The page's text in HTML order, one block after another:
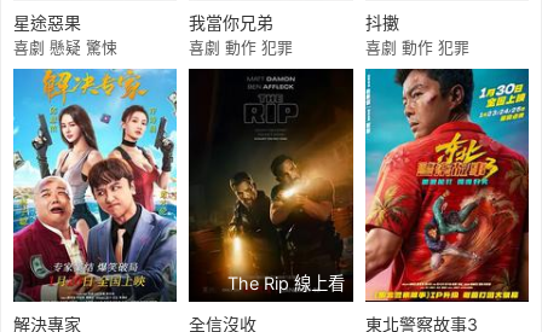
星途惡果
喜劇 懸疑 驚悚
我當你兄弟
喜劇 動作 犯罪
抖擻
喜劇 動作 犯罪
解決專家
The Rip 線上看
全信沒收
東北警察故事3